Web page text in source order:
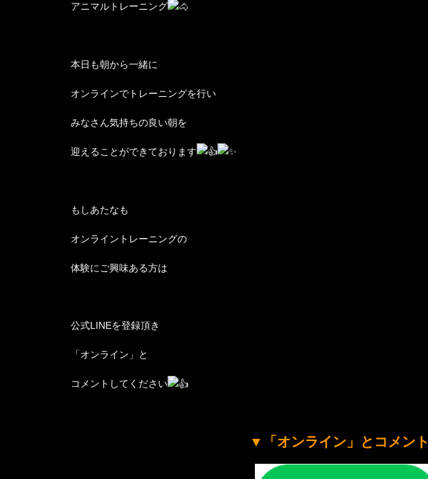
アニマルトレーニング
本日も朝から一緒に
オンラインでトレーニングを行い
みなさん気持ちの良い朝を
迎えることができております
もしあたなも
オンライントレーニングの
体験にご興味ある方は
公式LINEを登録頂き
「オンライン」と
コメントしてください
▼「オンライン」とコメント